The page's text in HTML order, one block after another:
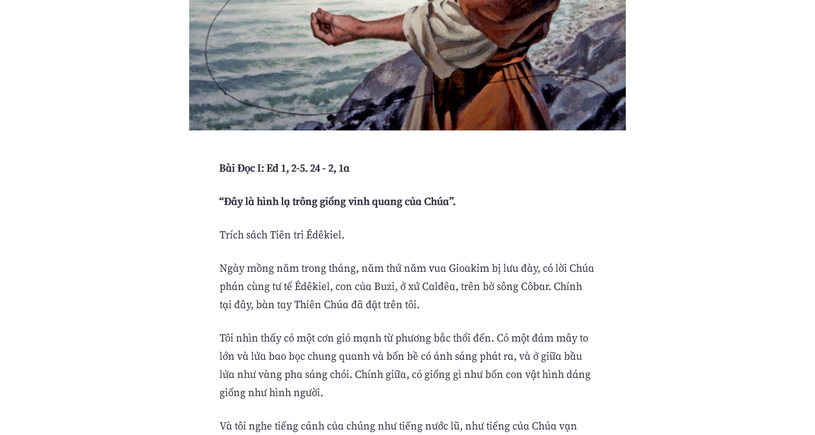
Bài Ðọc I: Ed 1, 2-5. 24 - 2, 1a
“Ðây là hình lạ trông giống vinh quang của Chúa”.
Trích sách Tiên tri Êdêkiel.
Ngày mồng năm trong tháng, năm thứ năm vua Gioakim bị lưu đày, có lời Chúa
phán cùng tư tế Êdêkiel, con của Buzi, ở xứ Calđêa, trên bờ sông Côbar. Chính
tại đây, bàn tay Thiên Chúa đã đặt trên tôi.
Tôi nhìn thấy có một cơn gió mạnh từ phương bắc thổi đến. Có một đám mây to
lớn và lửa bao bọc chung quanh và bốn bề có ánh sáng phát ra, và ở giữa bầu
lửa như vàng pha sáng chói. Chính giữa, có giống gì như bốn con vật hình dáng
giống như hình người.
Và tôi nghe tiếng cánh của chúng như tiếng nước lũ, như tiếng của Chúa vạn